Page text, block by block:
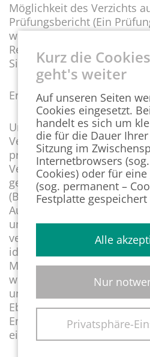
Möglichkeit des Verzichts
Prüfungsbericht (Ein
weiterhin notwendig).
Reduzierung der Prüftiefe
Sicherheit“ zu „begrenzter
Erleichterungen für alle
Unternehmen haben die
Verbesserungsempfehlung
prüfungsbefugten Stelle
Verbesserungsempfehlung
gemäß § 11 BEHG-Carbon-
(BECV) zu prüfenden
Auf eine
umgesetzter
verzichtet werden. Eine
identifizierten, jedoch nicht
Maßnahmen ist weiterhin
wenn die geforderte
unterschritten wird.
Ebenso kann bei einer
Energie- oder
eine vor-Ort-Beurteilung
Kurz die
geht's weiter
Auf unseren Seiten
Cookies eingesetzt.
handelt es sich um
die für die Dauer
Sitzung im
Internetbrowsers
Cookies) oder für
(sog. permanent –
Festplatte
Alle
Nur
Privatsphäre-